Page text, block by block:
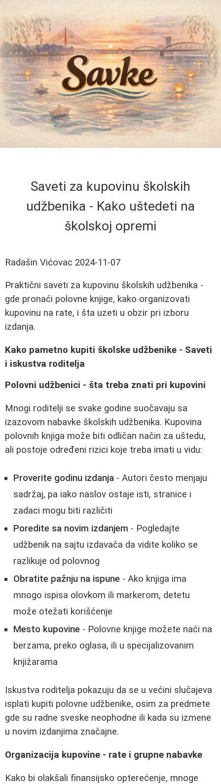
Saveti za kupovinu školskih
udžbenika - Kako uštedeti na
školskoj opremi
Radašin Vićovac 2024-11-07
Praktični saveti za kupovinu školskih udžbenika -
gde pronaći polovne knjige, kako organizovati
kupovinu na rate, i šta uzeti u obzir pri izboru
izdanja.
Kako pametno kupiti školske udžbenike - Saveti
i iskustva roditelja
Polovni udžbenici - šta treba znati pri kupovini
Mnogi roditelji se svake godine suočavaju sa
izazovom nabavke školskih udžbenika. Kupovina
polovnih knjiga može biti odličan način za uštedu,
ali postoje određeni rizici koje treba imati u vidu:
Proverite godinu izdanja - Autori često menjaju
sadržaj, pa iako naslov ostaje isti, stranice i
zadaci mogu biti različiti
Poredite sa novim izdanjem - Pogledajte
udžbenik na sajtu izdavača da vidite koliko se
razlikuje od polovnog
Obratite pažnju na ispune - Ako knjiga ima
mnogo ispisa olovkom ili markerom, detetu
može otežati korišćenje
Mesto kupovine - Polovne knjige možete naći na
berzama, preko oglasa, ili u specijalizovanim
knjižarama
Iskustva roditelja pokazuju da se u većini slučajeva
isplati kupiti polovne udžbenike, osim za predmete
gde su radne sveske neophodne ili kada su izmene
u novim izdanjima značajne.
Organizacija kupovine - rate i grupne nabavke
Kako bi olakšali finansijsko opterećenje, mnoge